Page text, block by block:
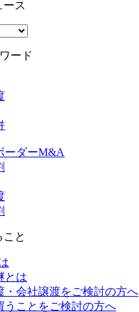
ース
ード
ーダーM&A
と
とは
・会社譲渡をご検討の方へ
うことをご検討の方へ